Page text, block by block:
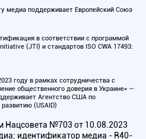
медиа поддерживает Европейский Союз
в соответствии с программой
(JTI) и стандартов ISO CWA 17493:
году в рамках сотрудничества с
общественного доверия в Украине» —
Агентство США по
(USAID)
Нацсовета №703 от 10.08.2023
идентификатор медиа - R40-